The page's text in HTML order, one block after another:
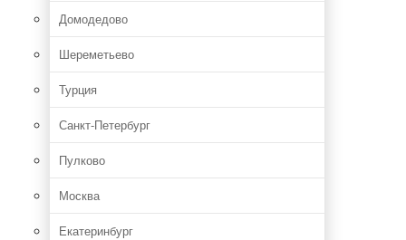
Домодедово
Шереметьево
Турция
Санкт-Петербург
Пулково
Москва
Екатеринбург